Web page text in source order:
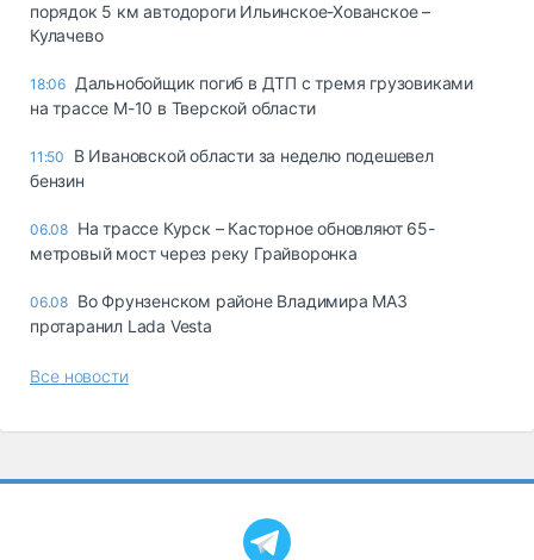
порядок 5 км автодороги Ильинское-Хованское –
Кулачево
18:06 Дальнобойщик погиб в ДТП с тремя грузовиками
на трассе М-10 в Тверской области
11:50
В Ивановской области за неделю подешевел
бензин
06.08 На трассе Курск – Касторное обновляют 65-
метровый мост через реку Грайворонка
06.08 Во Фрунзенском районе Владимира МАЗ
протаранил Lada Vesta
Все новости